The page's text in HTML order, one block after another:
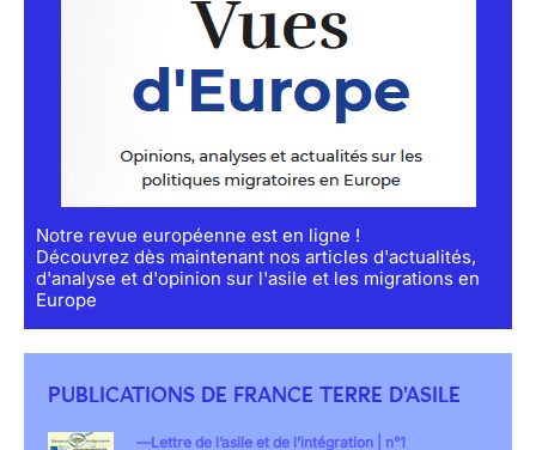
Notre revue européenne est en ligne !
Découvrez dès maintenant nos articles d'actualités,
d'analyse et d'opinion sur l'asile et les migrations en
Europe
PUBLICATIONS DE FRANCE TERRE D'ASILE
Lettre de l’asile et de l’intégration | n°1